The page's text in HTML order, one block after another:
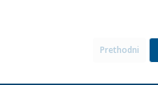
Prethodni